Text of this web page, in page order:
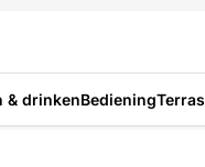
& drinkenBedieningTerras